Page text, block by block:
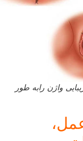
واژن رابه طور